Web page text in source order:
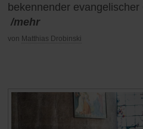
bekennender
/mehr
von Matthias Drobinski